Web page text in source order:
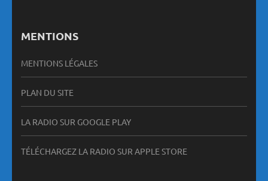
MENTIONS
MENTIONS LÉGALES
PLAN DU SITE
LA RADIO SUR GOOGLE PLAY
TÉLÉCHARGEZ LA RADIO SUR APPLE STORE